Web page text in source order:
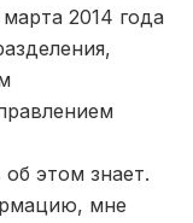
2014 года
этом знает.
мне